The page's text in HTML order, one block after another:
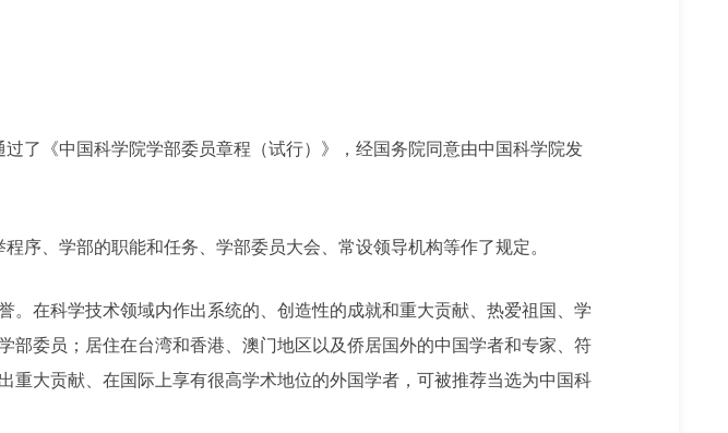
《中国科学院学部委员章程（试行）》，经国务院同意由中国科学院发
、学部的职能和任务、学部委员大会、常设领导机构等作了规定。
在科学技术领域内作出系统的、创造性的成就和重大贡献、热爱祖国、学
委员；居住在台湾和香港、澳门地区以及侨居国外的中国学者和专家、符
大贡献、在国际上享有很高学术地位的外国学者，可被推荐当选为中国科